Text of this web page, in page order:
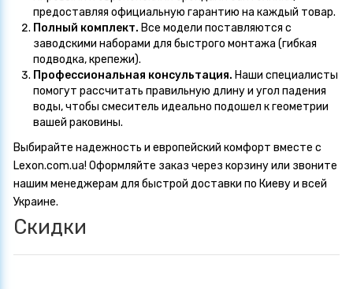
предоставляя официальную гарантию на каждый товар.
Полный комплект. Все модели поставляются с
заводскими наборами для быстрого монтажа (гибкая
подводка, крепежи).
Профессиональная консультация. Наши специалисты
помогут рассчитать правильную длину и угол падения
воды, чтобы смеситель идеально подошел к геометрии
вашей раковины.
Выбирайте надежность и европейский комфорт вместе с
Lexon.com.ua! Оформляйте заказ через корзину или звоните
нашим менеджерам для быстрой доставки по Киеву и всей
Украине.
Скидки